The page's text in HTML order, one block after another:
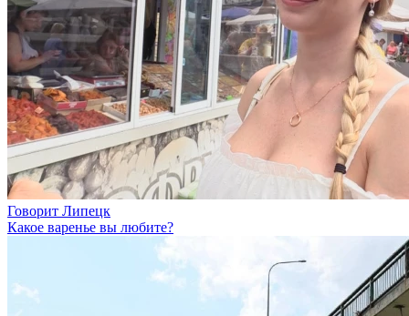
Говорит Липецк
Какое варенье вы любите?